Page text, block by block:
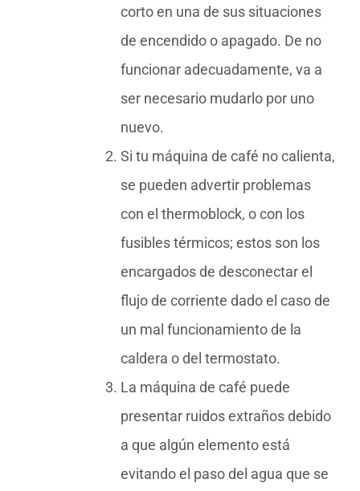
corto en una de sus situaciones
de encendido o apagado. De no
funcionar adecuadamente, va a
ser necesario mudarlo por uno
nuevo.
Si tu máquina de café no calienta,
se pueden advertir problemas
con el thermoblock, o con los
fusibles térmicos; estos son los
encargados de desconectar el
flujo de corriente dado el caso de
un mal funcionamiento de la
caldera o del termostato.
La máquina de café puede
presentar ruidos extraños debido
a que algún elemento está
evitando el paso del agua que se